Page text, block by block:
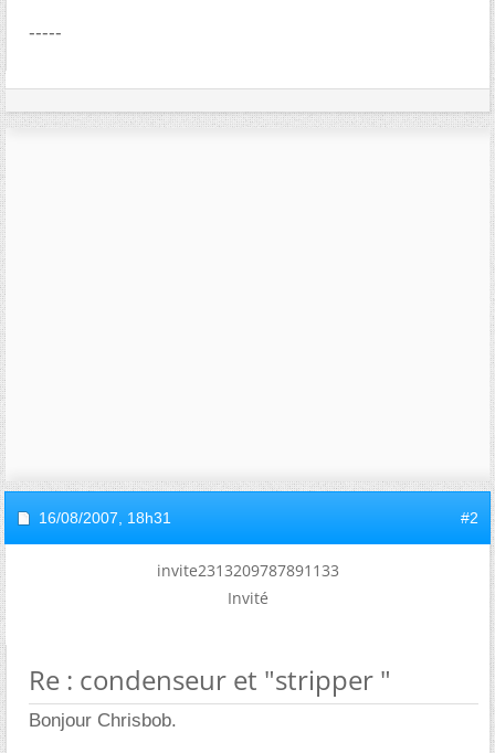
-----
16/08/2007, 18h31 #2
invite2313209787891133
Invité
Re : condenseur et "stripper "
Bonjour Chrisbob.